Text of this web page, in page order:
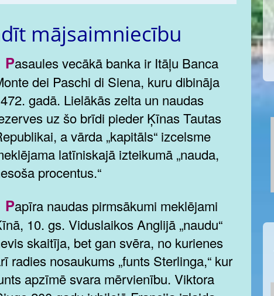
mājsaimniecību
Pasaules vecākā banka ir Itāļu Banca
dei Paschi di Siena, kuru dibināja
gadā. Lielākās zelta un naudas
uz šo brīdi pieder Ķīnas Tautas
a vārda „kapitāls“ izcelsme
latīniskajā izteikumā „nauda,
procentus.“
Papīra naudas pirmsākumi meklējami
10. gs. Viduslaikos Anglijā „naudu“
skaitīja, bet gan svēra, no kurienes
radies nosaukums „funts Sterlinga,“ kur
apzīmē svara mērvienību. Viktora